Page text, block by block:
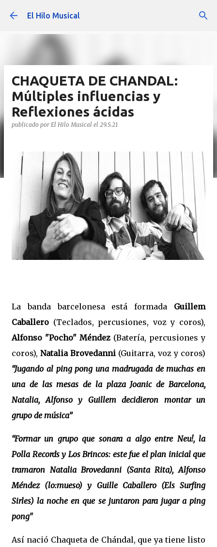
Ir al contenido principal
El Hilo Musical
CHAQUETA DE CHANDAL:
Múltiples influencias y
Reflexiones ácidas
publicado por El Hilo Musical el 29.5.21
La banda barcelonesa está formada Guillem
Caballero (Teclados, percusiones, voz y coros),
Alfonso "Pocho" Méndez (Batería, percusiones y
coros), Natalia Brovedanni (Guitarra, voz y coros)
“Jugando al ping pong una madrugada de muchas en
una de las mesas de la plaza Joanic de Barcelona,
Natalia, Alfonso y Guillem decidieron montar un
grupo de música”
“Formar un grupo que sonara a algo entre Neu!, la
Polla Records y Los Brincos: este fue el plan inicial que
tramaron Natalia Brovedanni (Santa Rita), Alfonso
Méndez (lo:mueso) y Guille Caballero (Els Surfing
Sirles) la noche en que se juntaron para jugar a ping
pong"
Así nació Chaqueta de Chándal, que ya tiene listo